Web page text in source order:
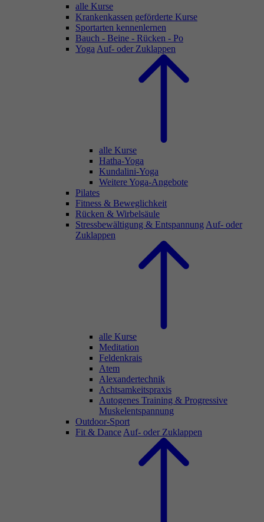
alle Kurse
Krankenkassen geförderte Kurse
Sportarten kennenlernen
Bauch - Beine - Rücken - Po
Yoga Auf- oder Zuklappen
alle Kurse
Hatha-Yoga
Kundalini-Yoga
Weitere Yoga-Angebote
Pilates
Fitness & Beweglichkeit
Rücken & Wirbelsäule
Stressbewältigung & Entspannung Auf- oder
Zuklappen
alle Kurse
Meditation
Feldenkrais
Atem
Alexandertechnik
Achtsamkeitspraxis
Autogenes Training & Progressive
Muskelentspannung
Outdoor-Sport
Fit & Dance Auf- oder Zuklappen